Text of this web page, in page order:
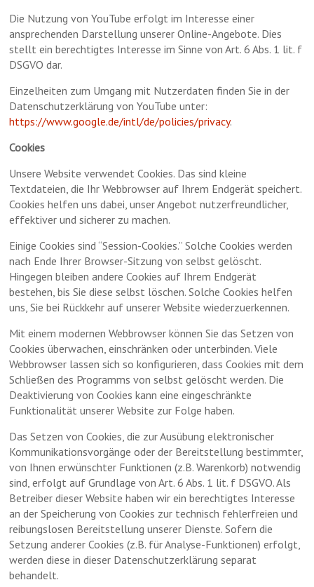
Die Nutzung von YouTube erfolgt im Interesse einer
ansprechenden Darstellung unserer Online-Angebote. Dies
stellt ein berechtigtes Interesse im Sinne von Art. 6 Abs. 1 lit. f
DSGVO dar.
Einzelheiten zum Umgang mit Nutzerdaten finden Sie in der
Datenschutzerklärung von YouTube unter:
https://www.google.de/intl/de/policies/privacy.
Cookies
Unsere Website verwendet Cookies. Das sind kleine
Textdateien, die Ihr Webbrowser auf Ihrem Endgerät speichert.
Cookies helfen uns dabei, unser Angebot nutzerfreundlicher,
effektiver und sicherer zu machen.
Einige Cookies sind “Session-Cookies.” Solche Cookies werden
nach Ende Ihrer Browser-Sitzung von selbst gelöscht.
Hingegen bleiben andere Cookies auf Ihrem Endgerät
bestehen, bis Sie diese selbst löschen. Solche Cookies helfen
uns, Sie bei Rückkehr auf unserer Website wiederzuerkennen.
Mit einem modernen Webbrowser können Sie das Setzen von
Cookies überwachen, einschränken oder unterbinden. Viele
Webbrowser lassen sich so konfigurieren, dass Cookies mit dem
Schließen des Programms von selbst gelöscht werden. Die
Deaktivierung von Cookies kann eine eingeschränkte
Funktionalität unserer Website zur Folge haben.
Das Setzen von Cookies, die zur Ausübung elektronischer
Kommunikationsvorgänge oder der Bereitstellung bestimmter,
von Ihnen erwünschter Funktionen (z.B. Warenkorb) notwendig
sind, erfolgt auf Grundlage von Art. 6 Abs. 1 lit. f DSGVO. Als
Betreiber dieser Website haben wir ein berechtigtes Interesse
an der Speicherung von Cookies zur technisch fehlerfreien und
reibungslosen Bereitstellung unserer Dienste. Sofern die
Setzung anderer Cookies (z.B. für Analyse-Funktionen) erfolgt,
werden diese in dieser Datenschutzerklärung separat
behandelt.